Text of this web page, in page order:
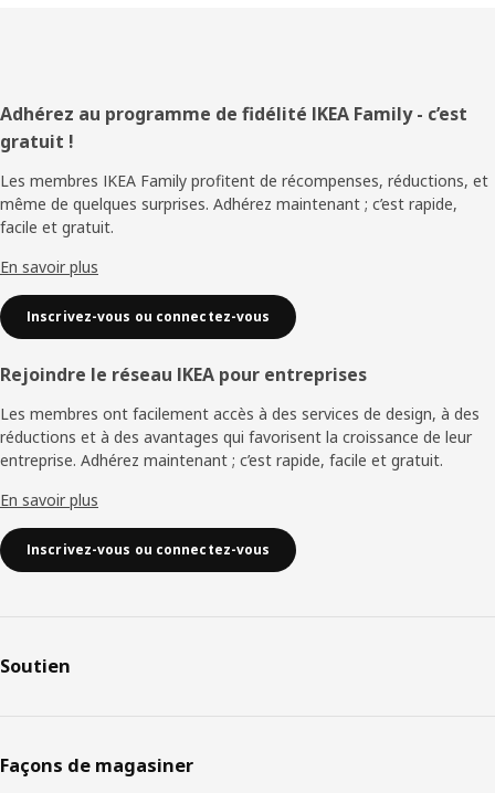
Pied
de
page
Adhérez au programme de fidélité IKEA Family - c’est
gratuit !
Les membres IKEA Family profitent de récompenses, réductions, et
même de quelques surprises. Adhérez maintenant ; c’est rapide,
facile et gratuit.
En savoir plus
Inscrivez-vous ou connectez-vous
Rejoindre le réseau IKEA pour entreprises
Les membres ont facilement accès à des services de design, à des
réductions et à des avantages qui favorisent la croissance de leur
entreprise. Adhérez maintenant ; c’est rapide, facile et gratuit.
En savoir plus
Inscrivez-vous ou connectez-vous
Soutien
Façons de magasiner